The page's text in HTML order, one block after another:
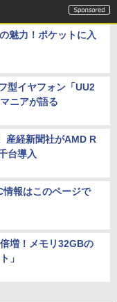
魅力！ポケットに入
型イヤフォン「UU2
ニアが語る
産経新聞社がAMD R
台導入
報はこのページで
増！メモリ32GBの
」